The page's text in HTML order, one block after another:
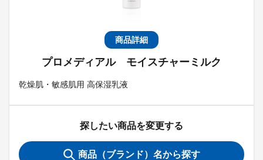
商品詳細
プロメディアル モイスチャーミルク
乾燥肌・敏感肌用 高保湿乳液
探したい商品を変更する
商品（ブランド）名から探す